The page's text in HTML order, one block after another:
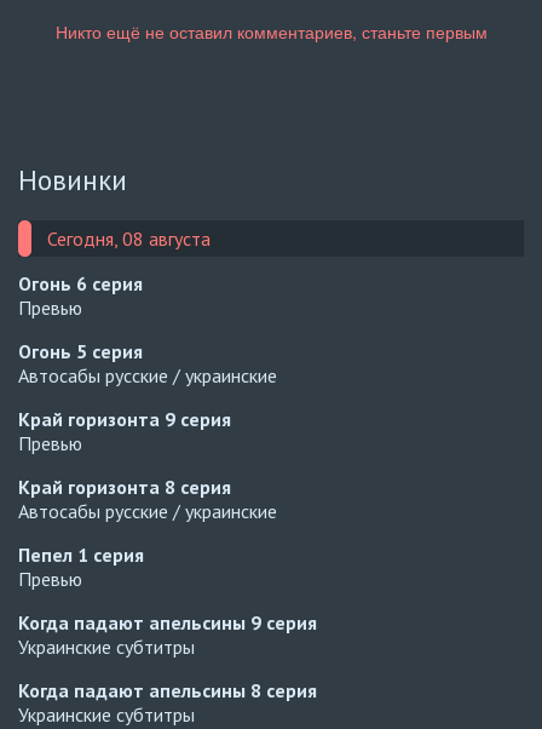
Новинки
Сегодня, 08 августа
Огонь 6 серия
Превью
Огонь 5 серия
Автосабы русские / украинские
Край горизонта 9 серия
Превью
Край горизонта 8 серия
Автосабы русские / украинские
Пепел 1 серия
Превью
Когда падают апельсины 9 серия
Украинские субтитры
Когда падают апельсины 8 серия
Украинские субтитры